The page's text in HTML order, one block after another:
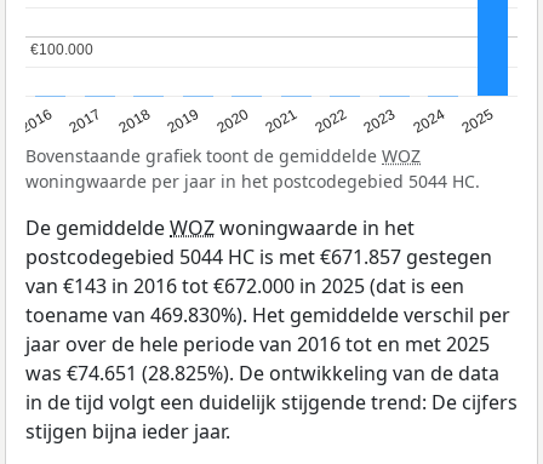
2016 2017 2018 2019 2020 2021 2022 2023 2024 2025
€100.000
€100.000
Bovenstaande grafiek toont de gemiddelde WOZ
woningwaarde per jaar in het postcodegebied 5044 HC.
De gemiddeldeWOZwoningwaarde in het
postcodegebied 5044 HC is met €671.857 gestegen
van €143 in 2016 tot €672.000 in 2025 (dat is een
toename van 469.830%). Het gemiddelde verschil per
jaar over de hele periode van 2016 tot en met 2025
was €74.651 (28.825%). De ontwikkeling van de data
in de tijd volgt een duidelijk stijgende trend: De cijfers
stijgen bijna ieder jaar.